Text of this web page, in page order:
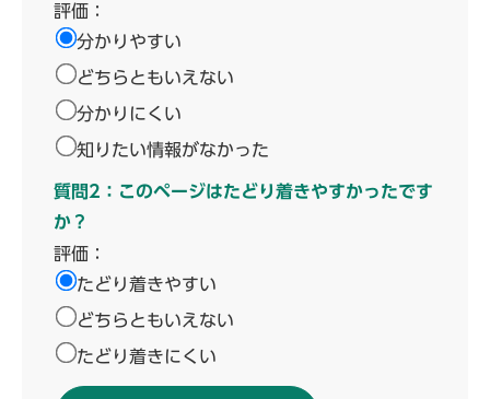
評価：
分かりやすい
どちらともいえない
分かりにくい
知りたい情報がなかった
質問2：このページはたどり着きやすかったです
か？
評価：
たどり着きやすい
どちらともいえない
たどり着きにくい